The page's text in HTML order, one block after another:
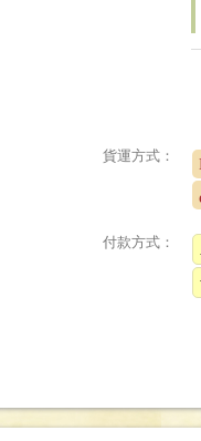
貨運方式：
付款方式：